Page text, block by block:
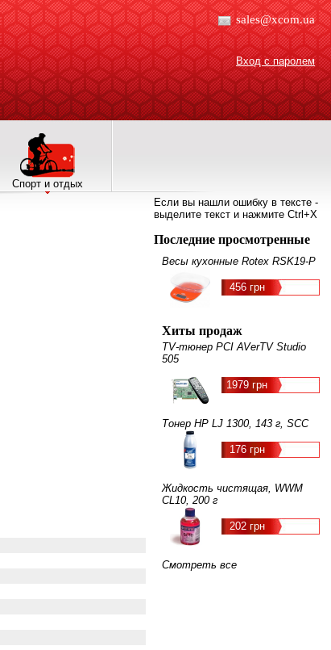
sales@xcom.ua
Вход с паролем
Спорт и отдых
Если вы нашли ошибку в тексте -
выделите текст и нажмите Ctrl+X
Последние просмотренные
Весы кухонные Rotex RSK19-P
456 грн
Хиты продаж
TV-тюнер PCI AVerTV Studio
505
1979 грн
Тонер HP LJ 1300, 143 г, SCC
176 грн
Жидкость чистящая, WWM
CL10, 200 г
202 грн
Смотреть все